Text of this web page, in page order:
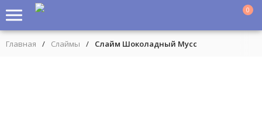
0
Главная / Слаймы / Слайм Шоколадный Мусс